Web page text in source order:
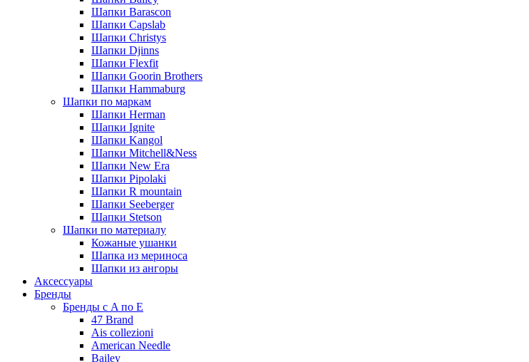
Шапки Barascon
Шапки Capslab
Шапки Christys
Шапки Djinns
Шапки Flexfit
Шапки Goorin Brothers
Шапки Hammaburg
Шапки по маркам
Шапки Herman
Шапки Ignite
Шапки Kangol
Шапки Mitchell&Ness
Шапки New Era
Шапки Pipolaki
Шапки R mountain
Шапки Seeberger
Шапки Stetson
Шапки по материалу
Кожаные ушанки
Шапка из мериноса
Шапки из ангоры
Аксессуары
Бренды
Бренды с A по E
47 Brand
Ais collezioni
American Needle
Bailey